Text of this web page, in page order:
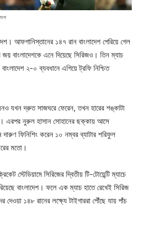
আফগানিস্তানের ১৪৭ রান বাংলাদেশ পেরিয়ে গেল
বাংলাদেশকে এনে দিয়েছে সিরিজও। তিন ম্যাচ
২-০ ব্যবধানে এগিয়ে ট্রফি নিশ্চিত
যখন দ্রুত সাজঘরে ফেরেন, তখন হারের শঙ্কাটা
এরপর নুরুল হাসান সোহানের ছক্কায় আসে
ফিনিশিং করেন ১০ নম্বর ব্যাটার শরিফুল
মতো।
স্টেডিয়ামে সিরিজের দ্বিতীয় টি-টোয়েন্টি ম্যাচে
বাংলাদেশ। ফলে এক ম্যাচ হাতে রেখেই সিরিজ
দেওয়া ১৪৮ রানের লক্ষ্যে টাইগাররা পৌঁছে যায় পাঁচ